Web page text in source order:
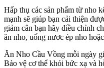
Hấp thụ các sản phẩm từ nho
mạnh sẽ giúp bạn cải thiện
giảm cân bạn hãy điều chỉnh
ăn nho, uống nươc ép nho
Ăn Nho Cầu Vồng mỗi ngày
Bảo vệ cơ thể khỏi bức xạ và